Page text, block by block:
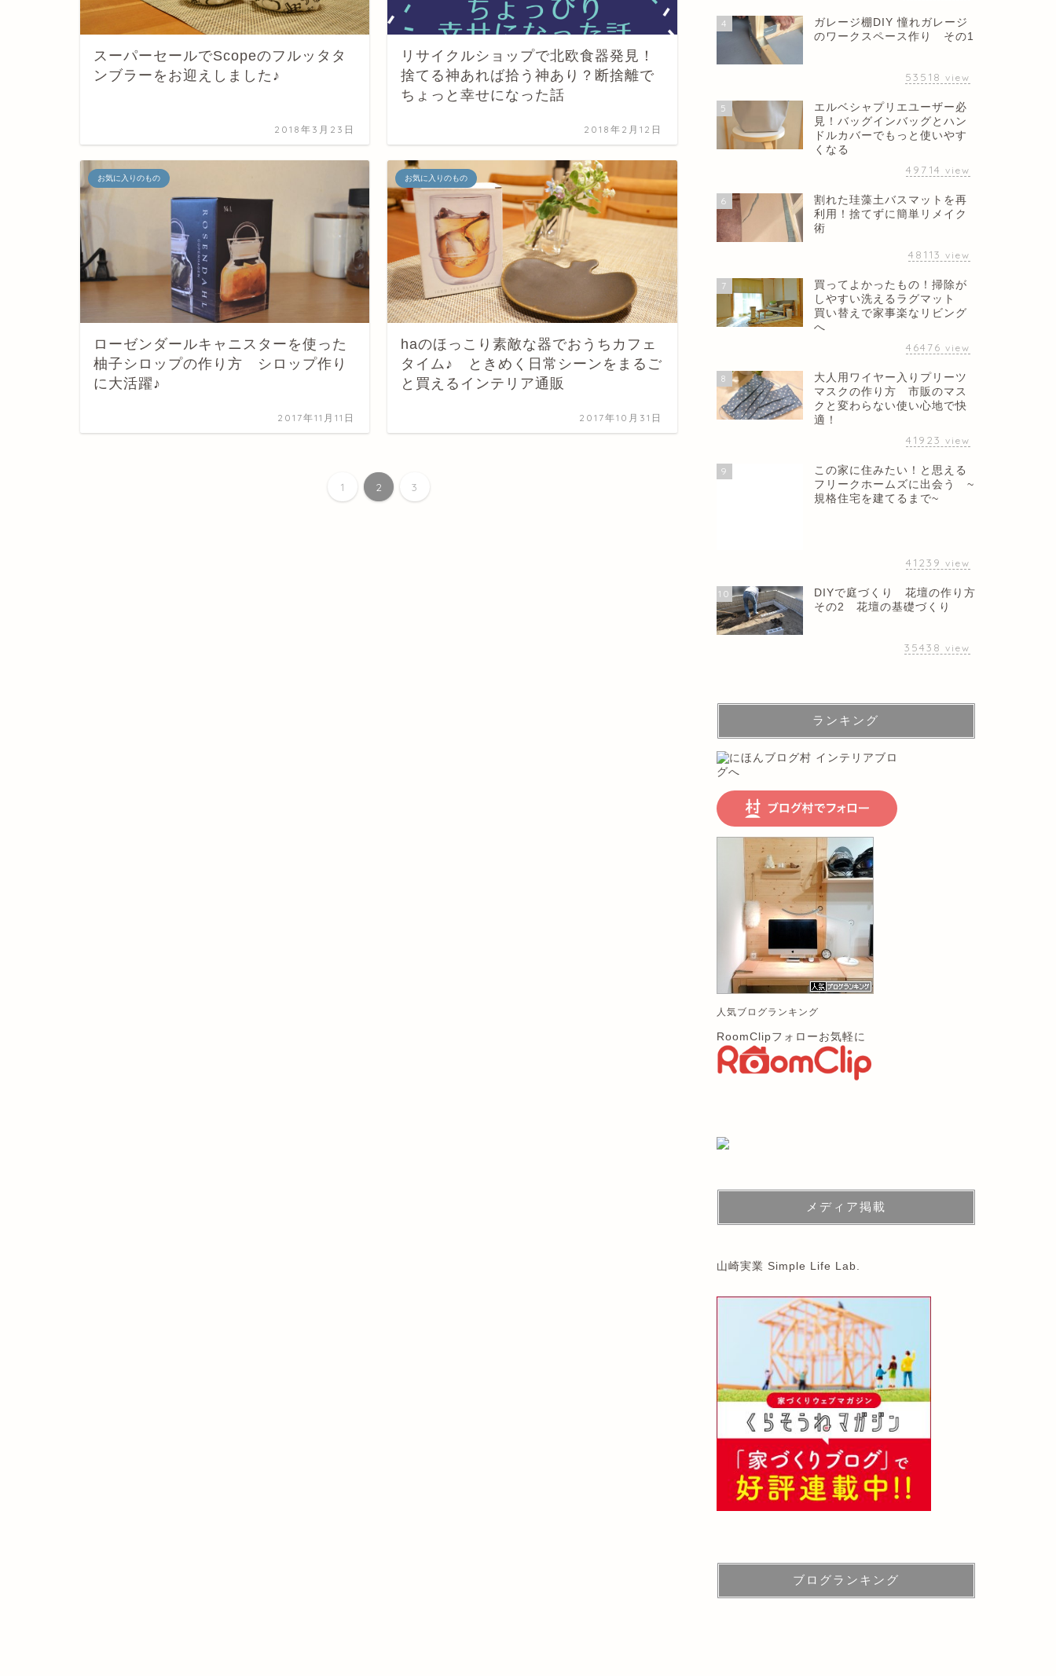
スーパーセールでScopeのフルッタタ
ンブラーをお迎えしました♪
2018年3月23日
リサイクルショップで北欧食器発見！
捨てる神あれば拾う神あり？断捨離で
ちょっと幸せになった話
2018年2月12日
お気に入りのもの
ローゼンダールキャニスターを使った
柚子シロップの作り方 シロップ作り
に大活躍♪
2017年11月11日
お気に入りのもの
haのほっこり素敵な器でおうちカフェ
タイム♪ ときめく日常シーンをまるご
と買えるインテリア通販
2017年10月31日
1 2 3
4
ガレージ棚DIY 憧れガレージ
のワークスペース作り その1
53518 view
5
エルベシャプリエユーザー必
見！バッグインバッグとハン
ドルカバーでもっと使いやす
くなる
49714 view
6
割れた珪藻土バスマットを再
利用！捨てずに簡単リメイク
術
48113 view
7
買ってよかったもの！掃除が
しやすい洗えるラグマット
買い替えで家事楽なリビング
へ
46476 view
8
大人用ワイヤー入りプリーツ
マスクの作り方 市販のマス
クと変わらない使い心地で快
適！
41923 view
9
この家に住みたい！と思える
フリークホームズに出会う ~
規格住宅を建てるまで~
41239 view
10
DIYで庭づくり 花壇の作り方
その2 花壇の基礎づくり
35438 view
ランキング
人気ブログランキング
RoomClipフォローお気軽に
メディア掲載
山崎実業 Simple Life Lab.
ブログランキング